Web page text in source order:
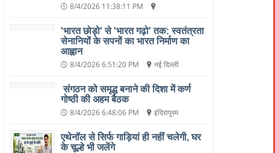
8/4/2026 11:38:11 PM
'भारत छोड़ो' से 'भारत गढ़ो' तक: स्वतंत्रता
सेनानियों के सपनों का भारत निर्माण का
आह्वान
8/4/2026 6:51:20 PM
नई दिल्ली
संगठन को समृद्ध बनाने की दिशा में कर्ण
गोष्ठी की अहम बैठक
8/4/2026 6:48:06 PM
इंदिरापुरम
एथेनॉल से सिर्फ गाड़ियां ही नहीं चलेगी, घर
के चूल्हे भी जलेंगे